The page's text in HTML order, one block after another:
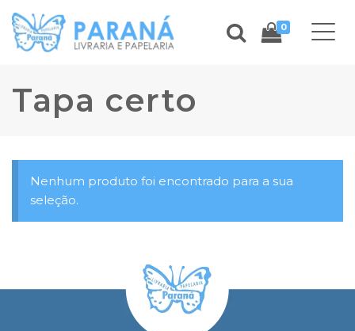
0
Tapa certo
Nenhum produto foi encontrado para a sua
seleção.